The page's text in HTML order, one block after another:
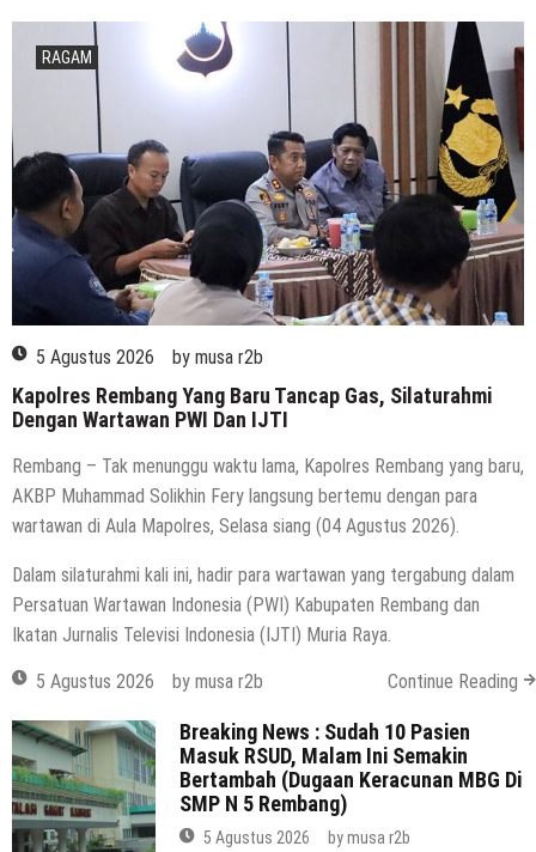
RAGAM
5 Agustus 2026 by musa r2b
Kapolres Rembang Yang Baru Tancap Gas, Silaturahmi
Dengan Wartawan PWI Dan IJTI
Rembang – Tak menunggu waktu lama, Kapolres Rembang yang baru,
AKBP Muhammad Solikhin Fery langsung bertemu dengan para
wartawan di Aula Mapolres, Selasa siang (04 Agustus 2026).
Dalam silaturahmi kali ini, hadir para wartawan yang tergabung dalam
Persatuan Wartawan Indonesia (PWI) Kabupaten Rembang dan
Ikatan Jurnalis Televisi Indonesia (IJTI) Muria Raya.
5 Agustus 2026 by musa r2b Continue Reading
Breaking News : Sudah 10 Pasien
Masuk RSUD, Malam Ini Semakin
Bertambah (Dugaan Keracunan MBG Di
SMP N 5 Rembang)
5 Agustus 2026 bymusa r2b